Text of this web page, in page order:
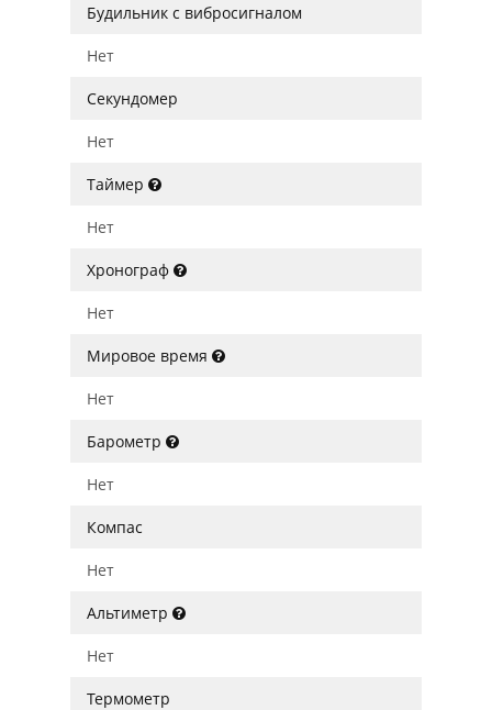
Будильник с вибросигналом
Нет
Секундомер
Нет
Таймер
Нет
Хронограф
Нет
Мировое время
Нет
Барометр
Нет
Компас
Нет
Альтиметр
Нет
Термометр